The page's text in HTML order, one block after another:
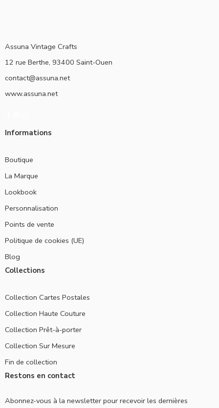
Assuna Vintage Crafts
12 rue Berthe, 93400 Saint-Ouen
contact@assuna.net
www.assuna.net
Informations
Boutique
La Marque
Lookbook
Personnalisation
Points de vente
Politique de cookies (UE)
Blog
Collections
Collection Cartes Postales
Collection Haute Couture
Collection Prêt-à-porter
Collection Sur Mesure
Fin de collection
Restons en contact
Abonnez-vous à la newsletter pour recevoir les dernières